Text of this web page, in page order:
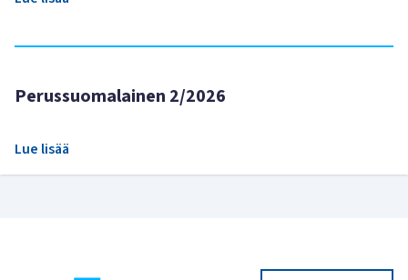
Perussuomalainen 2/2026
Lue lisää